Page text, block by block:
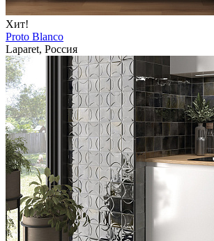
Хит!
Proto Blanco
Laparet, Россия